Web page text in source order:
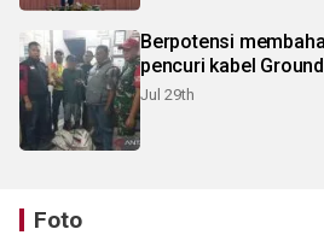
Berpotensi
pencuri kabel
Jul 29th
Foto